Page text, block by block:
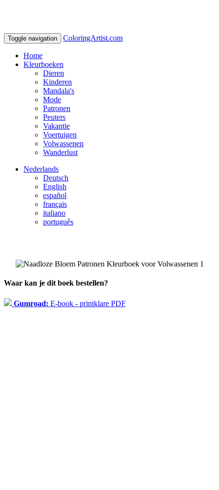
Toggle navigation ColoringArtist.com
Home
Kleurboeken
Dieren
Kinderen
Mandala's
Mode
Patronen
Peuters
Vakantie
Voertuigen
Volwassenen
Wanderlust
Nederlands
Deutsch
English
español
français
italiano
português
Waar kan je dit boek bestellen?
Gumroad: E-book - printklare PDF